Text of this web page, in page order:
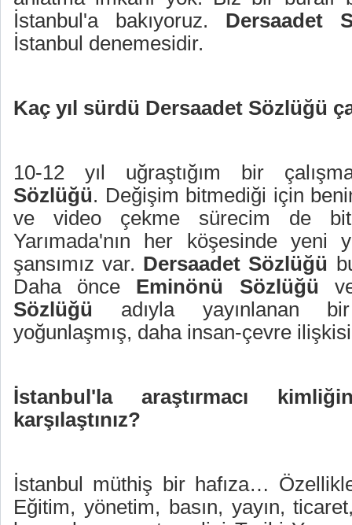
İstanbul'a bakıyoruz. Dersaadet
İstanbul denemesidir.
Kaç yıl sürdü Dersaadet Sözlüğü
10-12 yıl uğraştığım bir
Sözlüğü. Değişim bitmediği için
ve video çekme sürecim de
Yarımada'nın her köşesinde yeni
şansımız var. Dersaadet Sözlüğü
Daha önce Eminönü Sözlüğü
Sözlüğü adıyla yayınlanan
yoğunlaşmış, daha insan-çevre
İstanbul'la araştırmacı
karşılaştınız?
İstanbul müthiş bir hafıza…
Eğitim, yönetim, basın, yayın,